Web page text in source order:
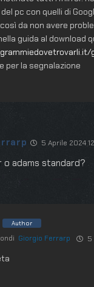
pc con quelli di
così da non avere
guida al download
per la segnalazione
5 Aprile 2024
o adams standard?
Author
Giorgio Ferrarp 5